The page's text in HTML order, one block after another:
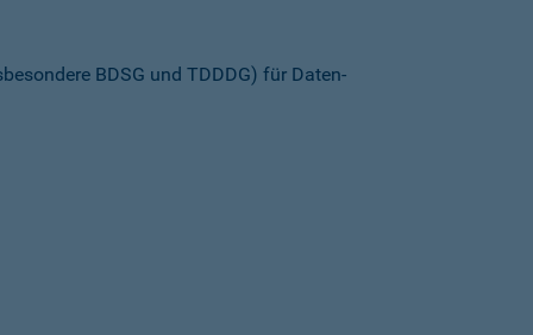
BDSG und TDDDG) für Daten­